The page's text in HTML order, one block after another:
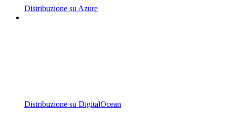
Distribuzione su Azure
Distribuzione su DigitalOcean